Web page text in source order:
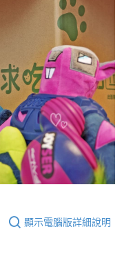
顯示電腦版詳細說明